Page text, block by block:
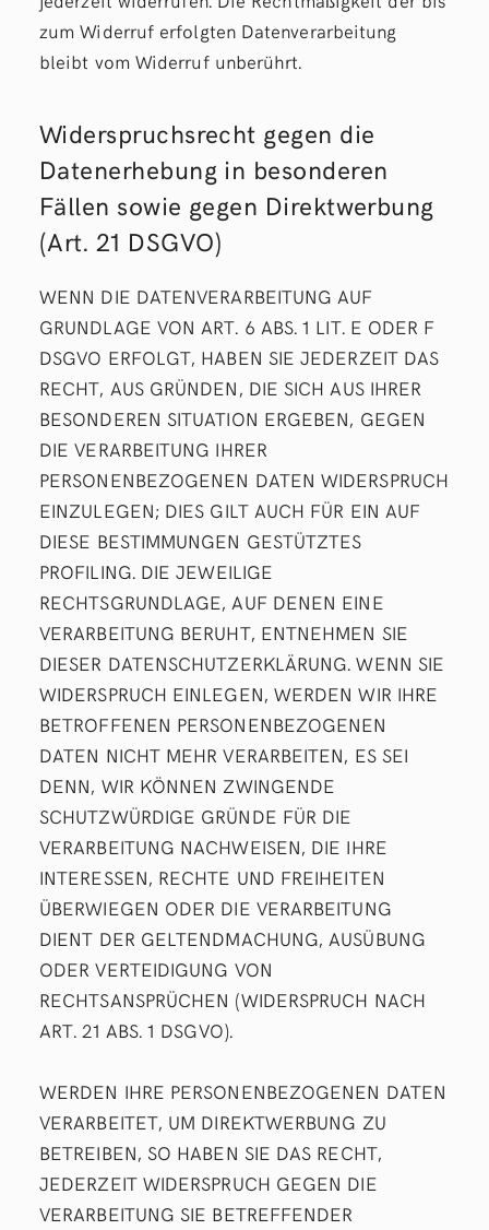
zum Widerruf erfolgten Datenverarbeitung
bleibt vom Widerruf unberührt.
Widerspruchsrecht gegen die
Datenerhebung in besonderen
Fällen sowie gegen Direktwerbung
(Art. 21 DSGVO)
WENN DIE DATENVERARBEITUNG AUF
GRUNDLAGE VON ART. 6 ABS. 1 LIT. E ODER F
DSGVO ERFOLGT, HABEN SIE JEDERZEIT DAS
RECHT, AUS GRÜNDEN, DIE SICH AUS IHRER
BESONDEREN SITUATION ERGEBEN, GEGEN
DIE VERARBEITUNG IHRER
PERSONENBEZOGENEN DATEN WIDERSPRUCH
EINZULEGEN; DIES GILT AUCH FÜR EIN AUF
DIESE BESTIMMUNGEN GESTÜTZTES
PROFILING. DIE JEWEILIGE
RECHTSGRUNDLAGE, AUF DENEN EINE
VERARBEITUNG BERUHT, ENTNEHMEN SIE
DIESER DATENSCHUTZERKLÄRUNG. WENN SIE
WIDERSPRUCH EINLEGEN, WERDEN WIR IHRE
BETROFFENEN PERSONENBEZOGENEN
DATEN NICHT MEHR VERARBEITEN, ES SEI
DENN, WIR KÖNNEN ZWINGENDE
SCHUTZWÜRDIGE GRÜNDE FÜR DIE
VERARBEITUNG NACHWEISEN, DIE IHRE
INTERESSEN, RECHTE UND FREIHEITEN
ÜBERWIEGEN ODER DIE VERARBEITUNG
DIENT DER GELTENDMACHUNG, AUSÜBUNG
ODER VERTEIDIGUNG VON
RECHTSANSPRÜCHEN (WIDERSPRUCH NACH
ART. 21 ABS. 1 DSGVO).
WERDEN IHRE PERSONENBEZOGENEN DATEN
VERARBEITET, UM DIREKTWERBUNG ZU
BETREIBEN, SO HABEN SIE DAS RECHT,
JEDERZEIT WIDERSPRUCH GEGEN DIE
VERARBEITUNG SIE BETREFFENDER